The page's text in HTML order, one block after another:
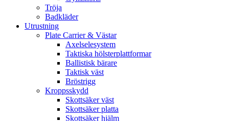
Tröja
Badkläder
Utrustning
Plate Carrier & Västar
Axelselesystem
Taktiska hölsterplattformar
Ballistisk bärare
Taktisk väst
Bröstrigg
Kroppsskydd
Skottsäker väst
Skottsäker platta
Skottsäker hjälm